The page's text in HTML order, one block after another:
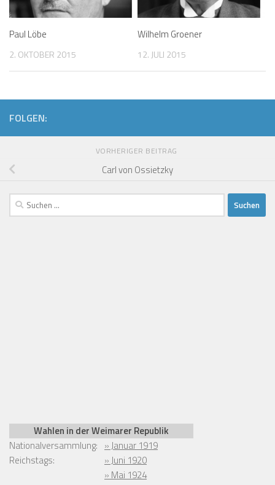
Paul Löbe
2. OKTOBER 2015
Wilhelm Groener
12. JULI 2015
FOLGEN:
VORHERIGER BEITRAG
Carl von Ossietzky
Suchen
nach:
Wahlen in der Weimarer Republik
Nationalversammlung: » Januar 1919
Reichstags:
» Juni 1920
» Mai 1924